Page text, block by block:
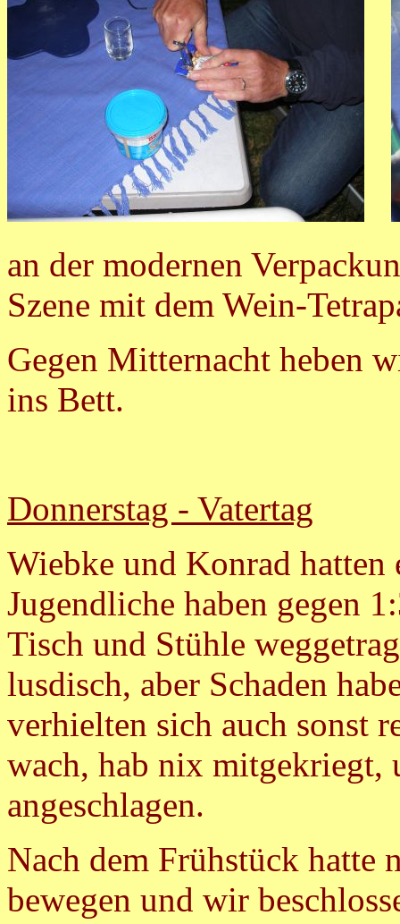
an der modernen
Szene mit dem Wein-
Gegen Mitternacht heben
ins Bett.
Donnerstag - Vatertag
Wiebke und Konrad
Jugendliche haben gegen
Tisch und Stühle
lusdisch, aber Schaden
verhielten sich auch sonst
wach, hab nix mitgekriegt,
angeschlagen.
Nach dem Frühstück hatte
bewegen und wir